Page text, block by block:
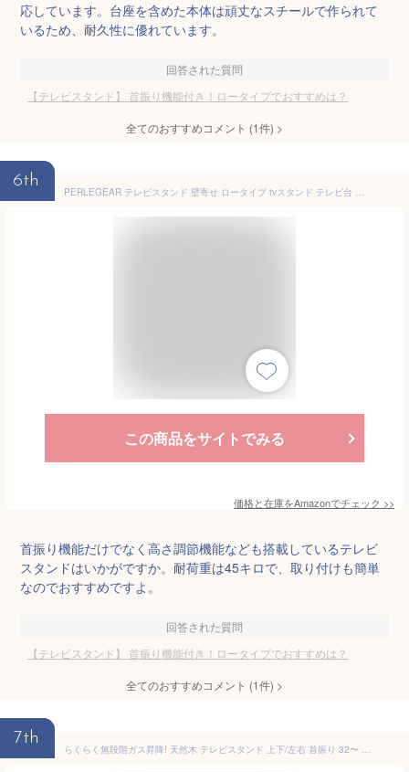
応しています。台座を含めた本体は頑丈なスチールで作られて
いるため、耐久性に優れています。
回答された質問
【テレビスタンド】 首振り機能付き！ロータイプでおすすめは？
全てのおすすめコメント (1件) >
6th
PERLEGEAR テレビスタンド 壁寄せ ロータイプ tvスタンド テレビ台 壁掛け モニター 13~50インチ対応 VESA/75x75mm～200x200mm 耐荷重45kg 3段階高さ調整可能 左右首振り45度 卓上用 ブラック PGTVS16
この商品をサイトでみる
価格と在庫をAmazonでチェック >>
首振り機能だけでなく高さ調節機能なども搭載しているテレビ
スタンドはいかがですか。耐荷重は45キロで、取り付けも簡単
なのでおすすめですよ。
回答された質問
【テレビスタンド】 首振り機能付き！ロータイプでおすすめは？
全てのおすすめコメント (1件) >
7th
らくらく無段階ガス昇降! 天然木 テレビスタンド 上下/左右 首振り 32〜 65インチ 対応 テレビラック 自立式 ロータイプ テレビ台 壁寄せテレビスタンド 壁寄せテレビ台 壁寄せ ガス昇降 棚板付き 北欧 おしゃれ 無垢